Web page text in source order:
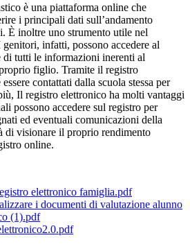
è una piattaforma online che
i principali dati sull’andamento
È inoltre uno strumento utile nel
infatti, possono accedere al
di tutti le informazioni inerenti al
figlio. Tramite il registro
contattati dalla scuola stessa per
Il registro elettronico ha molti vantaggi
possono accedere sul registro per
ed eventuali comunicazioni della
di visionare il proprio rendimento
online.
elettronico famiglia.pdf
i documenti di valutazione alunno
(1).pdf